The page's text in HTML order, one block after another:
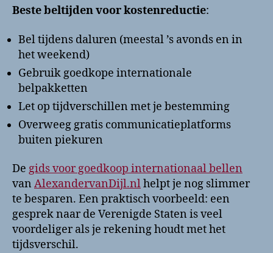
Beste beltijden voor kostenreductie:
Bel tijdens daluren (meestal ’s avonds en in
het weekend)
Gebruik goedkope internationale
belpakketten
Let op tijdverschillen met je bestemming
Overweeg gratis communicatieplatforms
buiten piekuren
De gids voor goedkoop internationaal bellen
van AlexandervanDijl.nlhelpt je nog slimmer
te besparen. Een praktisch voorbeeld: een
gesprek naar de Verenigde Staten is veel
voordeliger als je rekening houdt met het
tijdsverschil.